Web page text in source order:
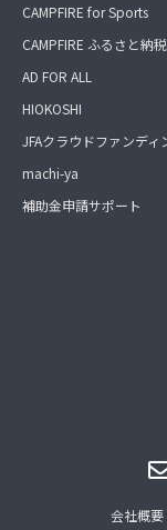
CAMPFIRE for Sports
CAMPFIRE ふるさと納税
AD FOR ALL
HIOKOSHI
JFAクラウドファンディ
machi-ya
補助金申請サポート
会社概要